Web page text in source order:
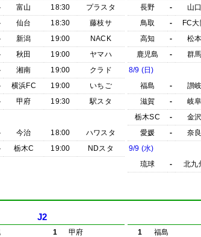
富山 18:30
プラスタ
仙台 18:30
藤枝サ
新潟 19:00
NACK
秋田 19:00
ヤマハ
湘南 19:00
クラド
横浜FC 19:00
いちご
甲府 19:30
駅スタ
今治 18:00
ハワスタ
栃木C 19:00 NDスタ
長野
- 山口
鳥取
- FC大
高知
- 松本
鹿児島
- 群馬
8/9 (日)
福島
- 讃岐
滋賀
- 岐阜
栃木SC
- 金沢
愛媛
- 奈良
9/9 (水)
琉球
- 北九
J2
1
甲府
1 福島